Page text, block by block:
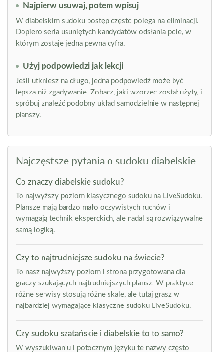
Najpierw usuwaj, potem wpisuj
W diabelskim sudoku postęp często polega na eliminacji.
Dopiero seria usuniętych kandydatów odsłania pole, w
którym zostaje jedna pewna cyfra.
Użyj podpowiedzi jak lekcji
Jeśli utkniesz na długo, jedna podpowiedź może być
lepsza niż zgadywanie. Zobacz, jaki wzorzec został użyty, i
spróbuj znaleźć podobny układ samodzielnie w następnej
planszy.
Najczęstsze pytania o sudoku diabelskie
Co znaczy diabelskie sudoku?
To najwyższy poziom klasycznego sudoku na LiveSudoku.
Plansze mają bardzo mało oczywistych ruchów i
wymagają technik eksperckich, ale nadal są rozwiązywalne
samą logiką.
Czy to najtrudniejsze sudoku na świecie?
To nasz najwyższy poziom i strona przygotowana dla
graczy szukających najtrudniejszych plansz. W praktyce
różne serwisy stosują różne skale, ale tutaj grasz w
najbardziej wymagające klasyczne sudoku LiveSudoku.
Czy sudoku szatańskie i diabelskie to to samo?
W wyszukiwaniu i potocznym języku te nazwy często